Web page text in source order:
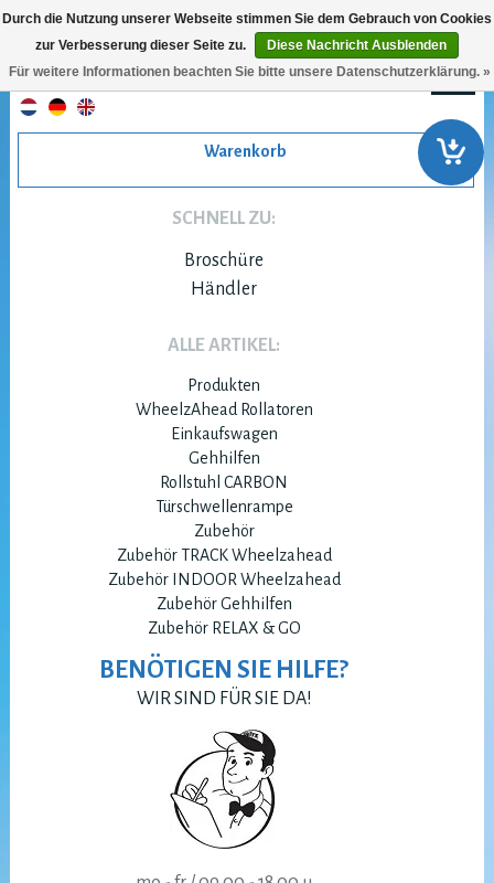
Warenkorb
SCHNELL ZU:
Broschüre
Händler
ALLE ARTIKEL:
Produkten
WheelzAhead Rollatoren
Einkaufswagen
Gehhilfen
Rollstuhl CARBON
Türschwellenrampe
Zubehör
Zubehör TRACK Wheelzahead
Zubehör INDOOR Wheelzahead
Zubehör Gehhilfen
Zubehör RELAX & GO
BENÖTIGEN SIE HILFE?
WIR SIND FÜR SIE DA!
Durch die Nutzung unserer Webseite stimmen Sie dem Gebrauch von Cookies
zur Verbesserung dieser Seite zu.
Diese Nachricht Ausblenden
Für weitere Informationen beachten Sie bitte unsere Datenschutzerklärung. »